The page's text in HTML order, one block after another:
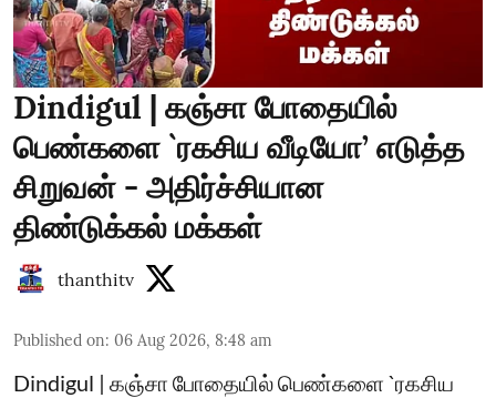
Dindigul | கஞ்சா போதையில்
பெண்களை `ரகசிய வீடியோ’ எடுத்த
சிறுவன் - அதிர்ச்சியான
திண்டுக்கல் மக்கள்
thanthitv
Published on: 06 Aug 2026, 8:48 am
Dindigul | கஞ்சா போதையில் பெண்களை `ரகசிய